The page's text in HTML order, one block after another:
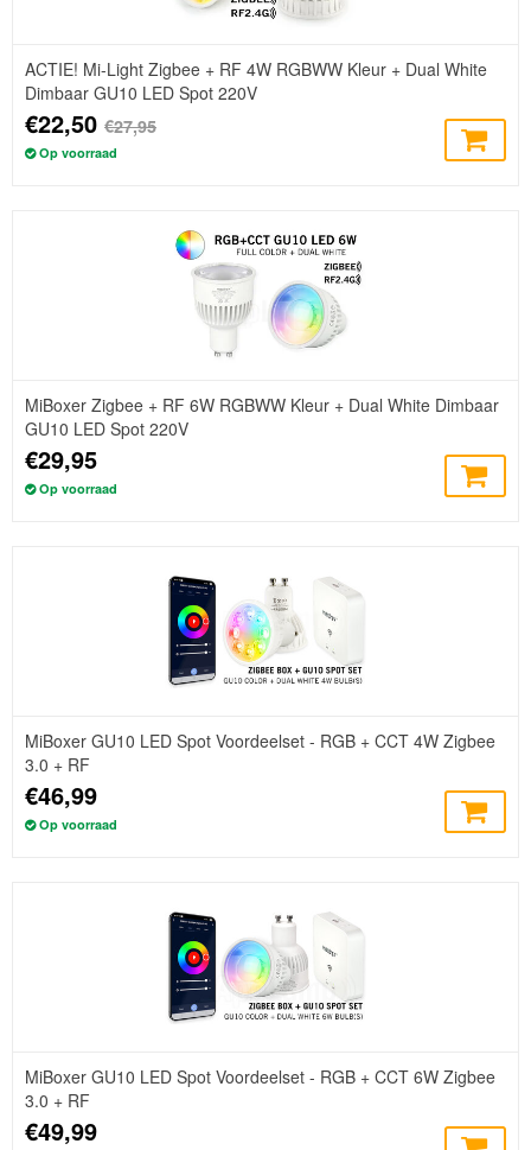
ACTIE! Mi-Light Zigbee + RF 4W RGBWW Kleur + Dual White
Dimbaar GU10 LED Spot 220V
€22,50 €27,95
Op voorraad
MiBoxer Zigbee + RF 6W RGBWW Kleur + Dual White Dimbaar
GU10 LED Spot 220V
€29,95
Op voorraad
MiBoxer GU10 LED Spot Voordeelset - RGB + CCT 4W Zigbee
3.0 + RF
€46,99
Op voorraad
MiBoxer GU10 LED Spot Voordeelset - RGB + CCT 6W Zigbee
3.0 + RF
€49,99